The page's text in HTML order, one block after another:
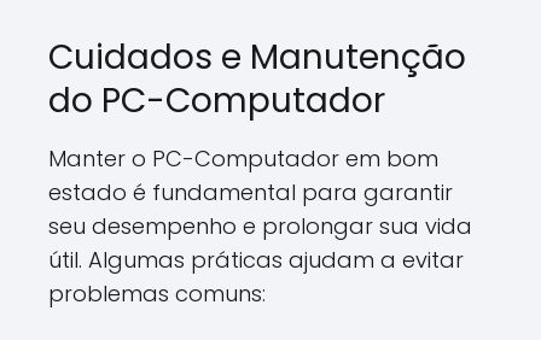
Cuidados e Manutenção
do PC-Computador
Manter o PC-Computador em bom
estado é fundamental para garantir
seu desempenho e prolongar sua vida
útil. Algumas práticas ajudam a evitar
problemas comuns: